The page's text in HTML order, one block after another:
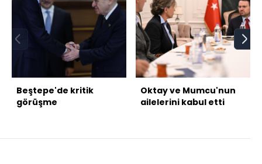
Beştepe'de kritik
görüşme
Oktay ve Mumcu'nun
ailelerini kabul etti